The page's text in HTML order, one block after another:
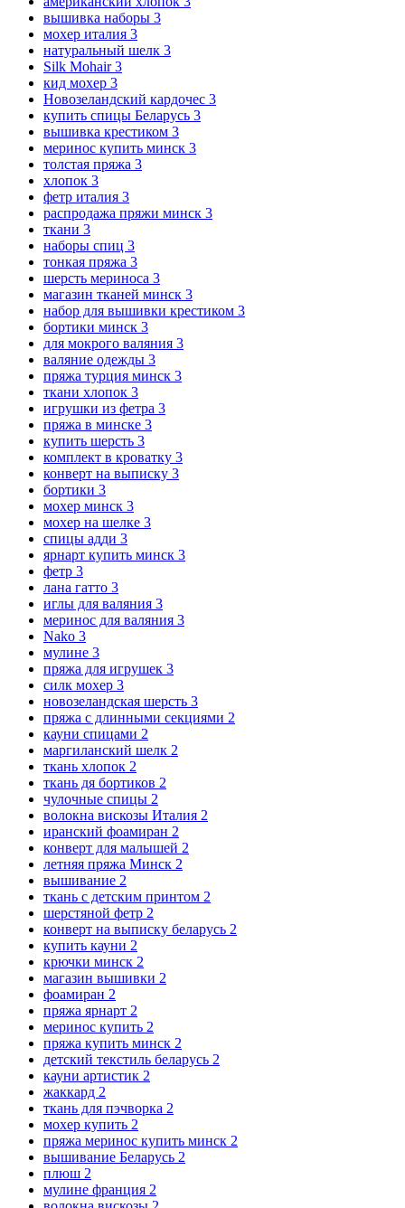
вышивка наборы 3
мохер италия 3
натуральный шелк 3
Silk Mohair3
кид мохер 3
Новозеландский кардочес 3
купить спицы Беларусь 3
вышивка крестиком 3
меринос купить минск 3
толстая пряжа 3
хлопок 3
фетр италия 3
распродажа пряжи минск 3
ткани 3
наборы спиц 3
тонкая пряжа 3
шерсть мериноса 3
магазин тканей минск 3
набор для вышивки крестиком 3
бортики минск 3
для мокрого валяния 3
валяние одежды 3
пряжа турция минск 3
ткани хлопок 3
игрушки из фетра 3
пряжа в минске 3
купить шерсть 3
комплект в кроватку 3
конверт на выписку 3
бортики 3
мохер минск 3
мохер на шелке 3
спицы адди 3
ярнарт купить минск 3
фетр 3
лана гатто 3
иглы для валяния 3
меринос для валяния 3
Nako 3
мулине 3
пряжа для игрушек 3
силк мохер 3
новозеландская шерсть 3
пряжа с длинными секциями 2
кауни спицами 2
маргиланский шелк 2
ткань хлопок 2
ткань дя бортиков 2
чулочные спицы 2
волокна вискозы Италия 2
иранский фоамиран 2
конверт для малышей 2
летняя пряжа Минск 2
вышивание 2
ткань с детским принтом 2
шерстяной фетр 2
конверт на выписку беларусь 2
купить кауни 2
крючки минск 2
магазин вышивки 2
фоамиран 2
пряжа ярнарт 2
меринос купить 2
пряжа купить минск 2
детский текстиль беларусь 2
кауни артистик 2
жаккард 2
ткань для пэчворка 2
мохер купить 2
пряжа меринос купить минск 2
вышивание Беларусь 2
плюш 2
мулине франция 2